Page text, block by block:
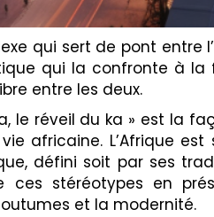
qui sert de pont entre
qui la confronte à
entre les deux.
le réveil du ka » est la
africaine. L’Afrique
défini soit par ses
ces stéréotypes en
et la modernité.